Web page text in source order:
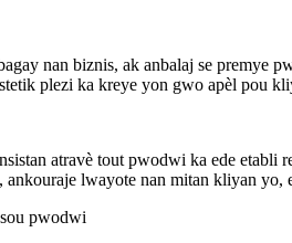
nan biznis, ak anbalaj se premye
plezi ka kreye yon gwo apèl pou
atravè tout pwodwi ka ede etabli
lwayote nan mitan kliyan yo,
pwodwi